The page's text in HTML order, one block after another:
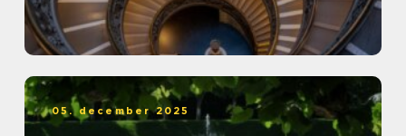
05. december 2025